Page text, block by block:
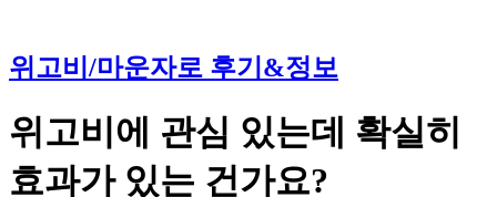
위고비/마운자로 후기&정보
위고비에 관심 있는데 확실히
효과가 있는 건가요?